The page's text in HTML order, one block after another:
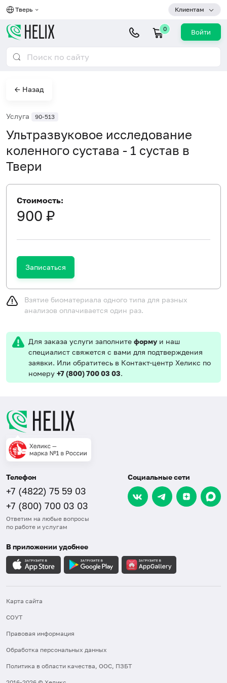
Тверь Клиентам
0 Войти
← Назад
Услуга 90-513
Ультразвуковое исследование
коленного сустава - 1 сустав в
Твери
Стоимость:
900 ₽
Записаться
Взятие биоматериала одного типа для разных
анализов оплачивается один раз.
Для заказа услуги заполните форму и наш
специалист свяжется с вами для подтверждения
заявки. Или обратитесь в Контакт-центр Хеликс по
номеру +7 (800) 700 03 03.
Телефон
+7 (4822) 75 59 03
+7 (800) 700 03 03
Ответим на любые вопросы
по работе и услугам
Социальные сети
В приложении удобнее
Карта сайта
СОУТ
Правовая информация
Обработка персональных данных
Политика в области качества, ООС, ПЗБТ